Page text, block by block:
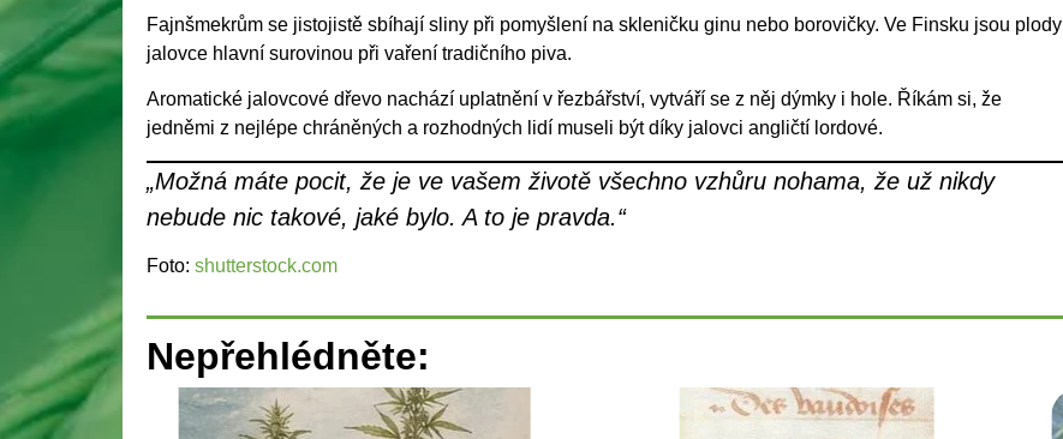
Fajnšmekrům se jistojistě sbíhají sliny při pomyšlení na skleničku ginu nebo borovičky. Ve Finsku jsou plody
jalovce hlavní surovinou při vaření tradičního piva.
Aromatické jalovcové dřevo nachází uplatnění v řezbářství, vytváří se z něj dýmky i hole. Říkám si, že
jedněmi z nejlépe chráněných a rozhodných lidí museli být díky jalovci angličtí lordové.
„Možná máte pocit, že je ve vašem životě všechno vzhůru nohama, že už nikdy
nebude nic takové, jaké bylo. A to je pravda.“
Foto: shutterstock.com
Nepřehlédněte: